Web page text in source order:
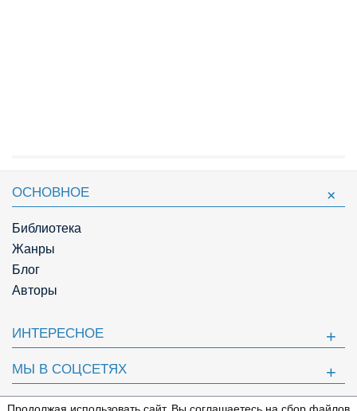
ОСНОВНОЕ
Библиотека
Жанры
Блог
Авторы
ИНТЕРЕСНОЕ
МЫ В СОЦСЕТЯХ
ПОЛЕЗНОЕ